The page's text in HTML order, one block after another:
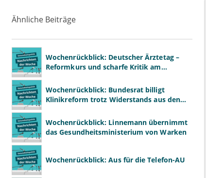
Ähnliche Beiträge
Wochenrückblick: Deutscher Ärztetag –
Reformkurs und scharfe Kritik am
Wochenrückblick: Bundesrat billigt
Klinikreform trotz Widerstands aus den
Wochenrückblick: Linnemann übernimmt
das Gesundheitsministerium von Warken
Wochenrückblick: Aus für die Telefon-AU